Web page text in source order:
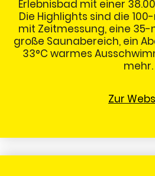
Erlebnisbad mit einer
Die Highlights sind die
mit Zeitmessung, eine
große Saunabereich, ein
33°C warmes
mehr.
Zur